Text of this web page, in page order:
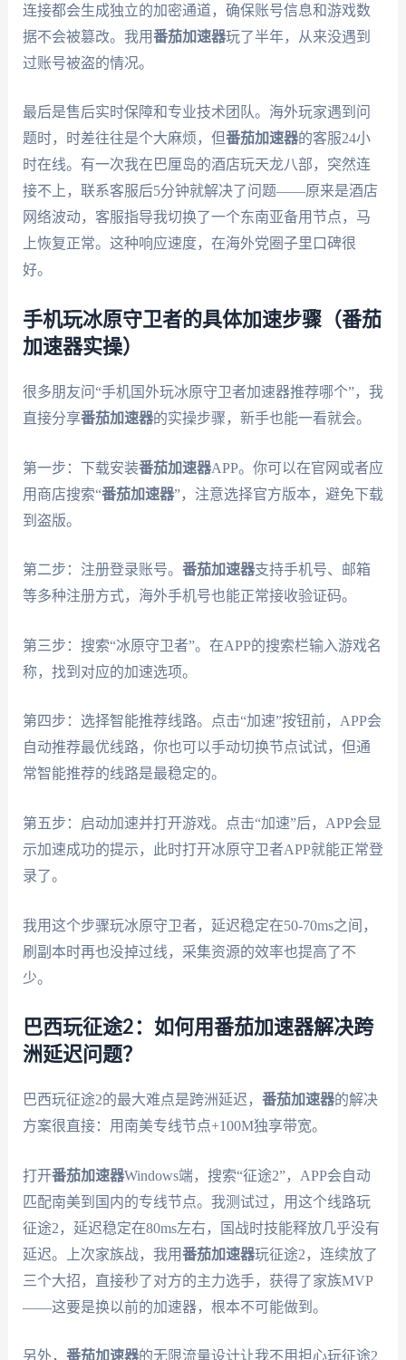
连接都会生成独立的加密通道，确保账号信息和游戏数
据不会被篡改。我用番茄加速器玩了半年，从来没遇到
过账号被盗的情况。
最后是售后实时保障和专业技术团队。海外玩家遇到问
题时，时差往往是个大麻烦，但番茄加速器的客服24小
时在线。有一次我在巴厘岛的酒店玩天龙八部，突然连
接不上，联系客服后5分钟就解决了问题——原来是酒店
网络波动，客服指导我切换了一个东南亚备用节点，马
上恢复正常。这种响应速度，在海外党圈子里口碑很
好。
手机玩冰原守卫者的具体加速步骤（番茄
加速器实操）
很多朋友问“手机国外玩冰原守卫者加速器推荐哪个”，我
直接分享番茄加速器的实操步骤，新手也能一看就会。
第一步：下载安装番茄加速器APP。你可以在官网或者应
用商店搜索“番茄加速器”，注意选择官方版本，避免下载
到盗版。
第二步：注册登录账号。 番茄加速器支持手机号、邮箱
等多种注册方式，海外手机号也能正常接收验证码。
第三步：搜索“冰原守卫者”。在APP的搜索栏输入游戏名
称，找到对应的加速选项。
第四步：选择智能推荐线路。点击“加速”按钮前，APP会
自动推荐最优线路，你也可以手动切换节点试试，但通
常智能推荐的线路是最稳定的。
第五步：启动加速并打开游戏。点击“加速”后，APP会显
示加速成功的提示，此时打开冰原守卫者APP就能正常登
录了。
我用这个步骤玩冰原守卫者，延迟稳定在50-70ms之间，
刷副本时再也没掉过线，采集资源的效率也提高了不
少。
巴西玩征途2：如何用番茄加速器解决跨
洲延迟问题？
巴西玩征途2的最大难点是跨洲延迟， 番茄加速器的解决
方案很直接：用南美专线节点+100M独享带宽。
打开番茄加速器Windows端，搜索“征途2”，APP会自动
匹配南美到国内的专线节点。我测试过，用这个线路玩
征途2，延迟稳定在80ms左右，国战时技能释放几乎没有
延迟。上次家族战，我用番茄加速器玩征途2，连续放了
三个大招，直接秒了对方的主力选手，获得了家族MVP
——这要是换以前的加速器，根本不可能做到。
另外， 番茄加速器的无限流量设计让我不用担心玩征途2